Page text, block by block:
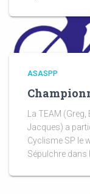
ASASPP
La TEAM
Jacques) a
Cyclisme SP le
Sépulchre dans